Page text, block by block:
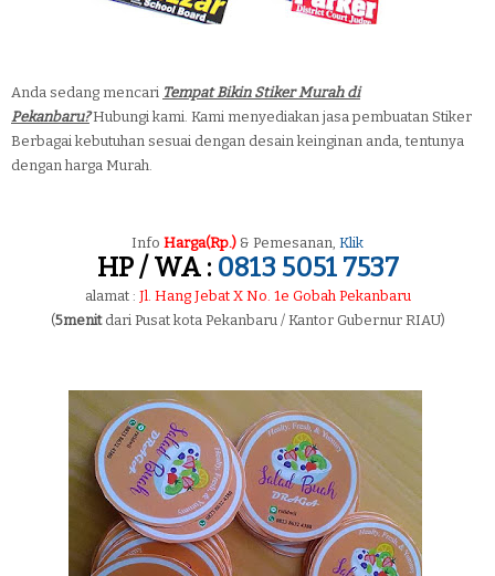
Anda sedang mencari Tempat Bikin Stiker Murah di
Pekanbaru?Hubungi kami. Kami menyediakan jasa pembuatan Stiker
Berbagai kebutuhan sesuai dengan desain keinginan anda, tentunya
dengan harga Murah.
Info Harga(Rp.) & Pemesanan, Klik
HP / WA : 0813 5051 7537
alamat : Jl. Hang Jebat X No. 1e Gobah Pekanbaru
(5menitdari Pusat kota Pekanbaru / Kantor Gubernur RIAU)